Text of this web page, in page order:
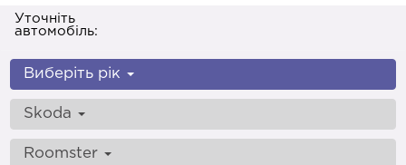
Уточніть
автомобіль:
Виберіть рік
Skoda
Roomster